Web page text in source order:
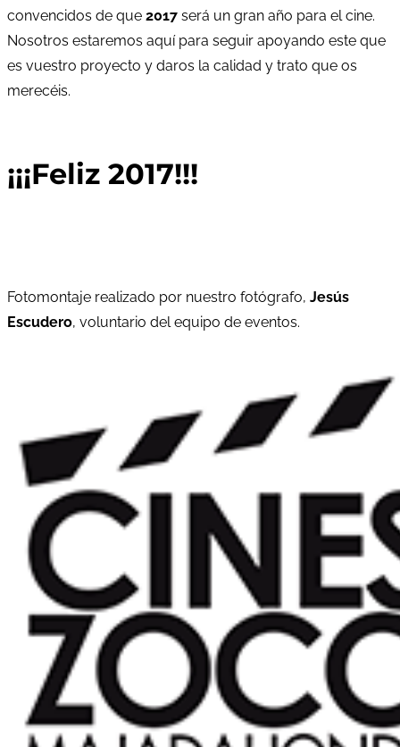
convencidos de que 2017 será un gran año para el cine.
Nosotros estaremos aquí para seguir apoyando este que
es vuestro proyecto y daros la calidad y trato que os
merecéis.
¡¡¡Feliz 2017!!!
Fotomontaje realizado por nuestro fotógrafo, Jesús
Escudero, voluntario del equipo de eventos.